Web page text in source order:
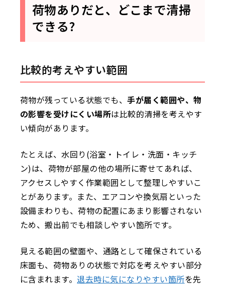
荷物ありだと、どこまで清掃
できる?
比較的考えやすい範囲
荷物が残っている状態でも、手が届く範囲や、物
の影響を受けにくい場所は比較的清掃を考えやす
い傾向があります。
たとえば、水回り(浴室・トイレ・洗面・キッチ
ン)は、荷物が部屋の他の場所に寄せてあれば、
アクセスしやすく作業範囲として整理しやすいこ
とがあります。また、エアコンや換気扇といった
設備まわりも、荷物の配置にあまり影響されない
ため、搬出前でも相談しやすい箇所です。
見える範囲の壁面や、通路として確保されている
床面も、荷物ありの状態で対応を考えやすい部分
に含まれます。退去時に気になりやすい箇所を先